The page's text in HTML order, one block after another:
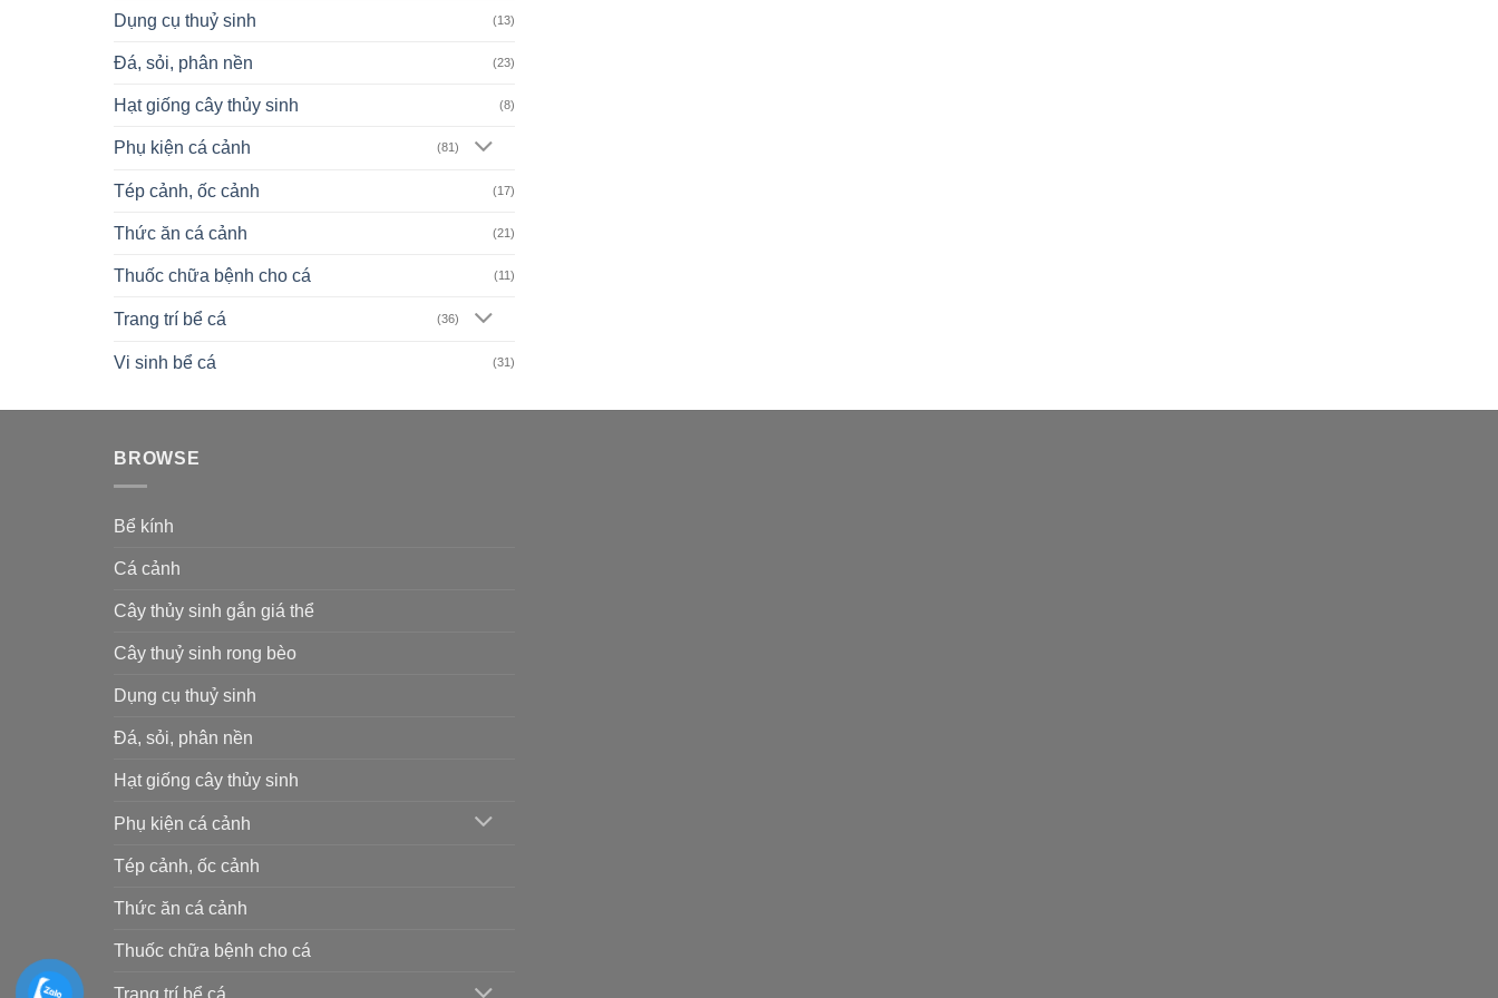
Dụng cụ thuỷ sinh (13)
Đá, sỏi, phân nền (23)
Hạt giống cây thủy sinh (8)
Phụ kiện cá cảnh (81)
Tép cảnh, ốc cảnh (17)
Thức ăn cá cảnh (21)
Thuốc chữa bệnh cho cá (11)
Trang trí bể cá (36)
Vi sinh bể cá (31)
BROWSE
Bể kính
Cá cảnh
Cây thủy sinh gắn giá thể
Cây thuỷ sinh rong bèo
Dụng cụ thuỷ sinh
Đá, sỏi, phân nền
Hạt giống cây thủy sinh
Phụ kiện cá cảnh
Tép cảnh, ốc cảnh
Thức ăn cá cảnh
Thuốc chữa bệnh cho cá